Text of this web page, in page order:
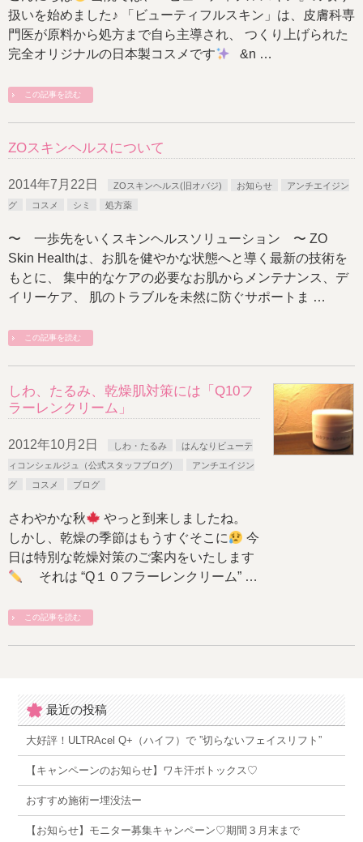
扱いを始めました♪ 「ビューティフルスキン」は、皮膚科専
門医が原料から処方まで自ら主導され、 つくり上げられた
完全オリジナルの日本製コスメです
&n …
この記事を読む
ZOスキンヘルスについて
2014年7月22日 ZOスキンヘルス(旧オバジ) お知らせ
アンチエイジン
グ
コスメ シミ 処方薬
〜 一歩先をいくスキンヘルスソリューション 〜 ZO
Skin Healthは、お肌を健やかな状態へと導く最新の技術を
もとに、 集中的なケアの必要なお肌からメンテナンス、デ
イリーケア、 肌のトラブルを未然に防ぐサポートま …
この記事を読む
しわ、たるみ、乾燥肌対策には「Q10フ
ラーレンクリーム」
2012年10月2日 しわ・たるみ
はんなりビューテ
ィコンシェルジュ（公式スタッフブログ）
アンチエイジン
グ
コスメ ブログ
さわやかな秋
やっと到来しましたね。
しかし、乾燥の季節はもうすぐそこに
今
日は特別な乾燥対策のご案内をいたします
それは “Q１０フラーレンクリーム” …
この記事を読む
最近の投稿
大好評！ULTRAcel Q+（ハイフ）で ”切らないフェイスリフト”
【キャンペーンのお知らせ】ワキ汗ボトックス♡
おすすめ施術ー埋没法ー
【お知らせ】モニター募集キャンペーン♡期間３月末まで